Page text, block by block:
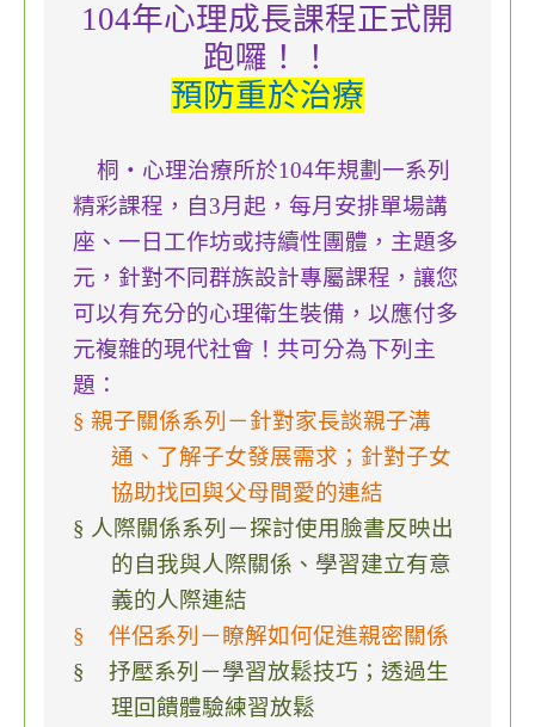
104年心理成長課程正式開
跑囉！！
預防重於治療
桐‧心理治療所於104年規劃一系列
精彩課程，自3月起，每月安排單場講
座、一日工作坊或持續性團體，主題多
元，針對不同群族設計專屬課程，讓您
可以有充分的心理衛生裝備，以應付多
元複雜的現代社會！共可分為下列主
題：
§ 親子關係系列－針對家長談親子溝
通、了解子女發展需求；針對子女
協助找回與父母間愛的連結
§ 人際關係系列－探討使用臉書反映出
的自我與人際關係、學習建立有意
義的人際連結
§ 伴侶系列－瞭解如何促進親密關係
§ 抒壓系列－學習放鬆技巧；透過生
理回饋體驗練習放鬆